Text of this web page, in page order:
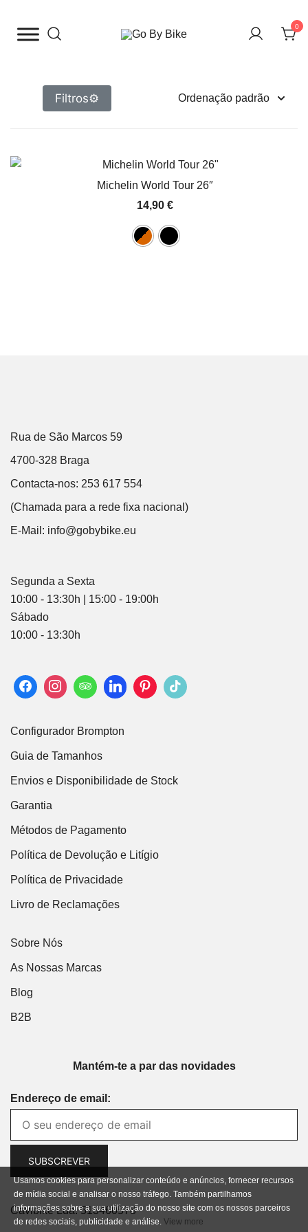
para
0
Filtros⚙
Michelin World Tour 26″
14,90 €
Rua de São Marcos 59
4700-328 Braga
Contacta-nos: 253 617 554
(Chamada para a rede fixa nacional)
E-Mail: info@gobybike.eu
Segunda a Sexta
10:00 - 13:30h | 15:00 - 19:00h
Sábado
10:00 - 13:30h
Configurador Brompton
Guia de Tamanhos
Envios e Disponibilidade de Stock
Garantia
Métodos de Pagamento
Política de Devolução e Litígio
Política de Privacidade
Livro de Reclamações
Sobre Nós
As Nossas Marcas
Blog
B2B
Mantém-te a par das novidades
Endereço de email:
Cavibike Lda. 513460578
Usamos cookies para personalizar conteúdo e anúncios, fornecer recursos
de mídia social e analisar o nosso tráfego. Também partilhamos
informações sobre a sua utilização do nosso site com os nossos parceiros
de redes sociais, publicidade e análise. View more